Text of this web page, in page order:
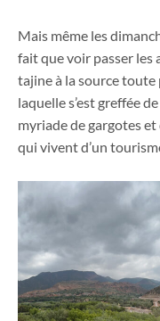
Mais même les
fait que voir passer
tajine à la source toute
laquelle s’est greffée
myriade de gargotes
qui vivent d’un